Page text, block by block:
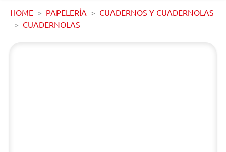
HOME PAPELERÍA
CUADERNOS Y CUADERNOLAS
CUADERNOLAS